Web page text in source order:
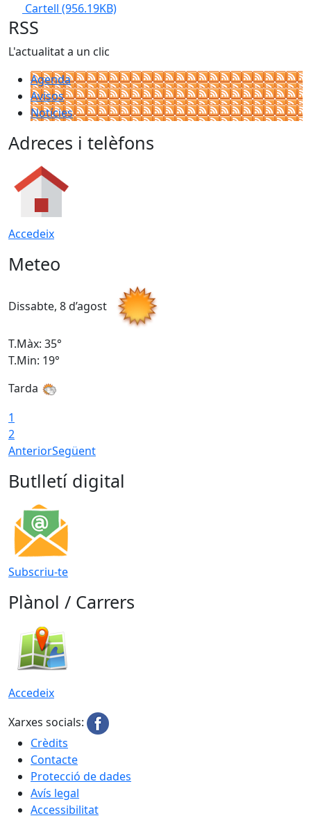
Cartell (956.19KB)
RSS
L'actualitat a un clic
Agenda
Avisos
Notícies
Adreces i telèfons
Accedeix
Meteo
Dissabte, 8 d’agost
T.Màx: 35°
T.Min: 19°
Tarda
1
2
AnteriorSegüent
Butlletí digital
Subscriu-te
Plànol / Carrers
Accedeix
Xarxes socials:
Crèdits
Contacte
Protecció de dades
Avís legal
Accessibilitat